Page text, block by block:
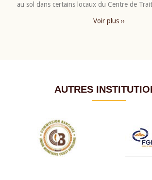
au sol dans certains locaux du Centre de
Voir plus ››
AUTRES